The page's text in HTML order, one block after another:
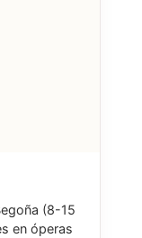
(8-15
en óperas